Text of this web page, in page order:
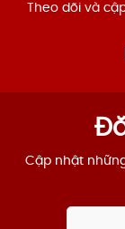
Theo dõi và
Cập nhật